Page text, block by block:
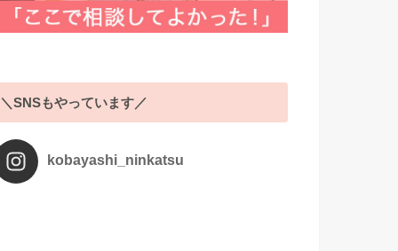
＼SNSもやっています／
kobayashi_ninkatsu